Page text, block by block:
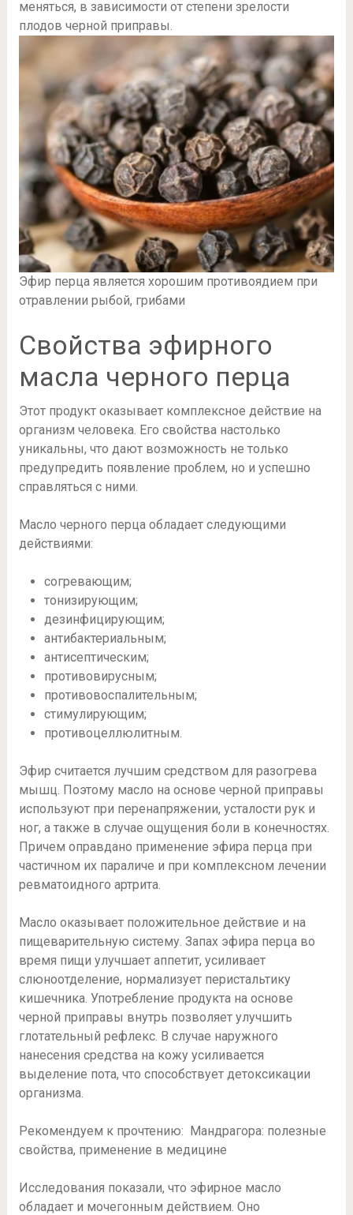
меняться, в зависимости от степени зрелости
плодов черной приправы.
Эфир перца является хорошим противоядием при
отравлении рыбой, грибами
Свойства эфирного
масла черного перца
Этот продукт оказывает комплексное действие на
организм человека. Его свойства настолько
уникальны, что дают возможность не только
предупредить появление проблем, но и успешно
справляться с ними.
Масло черного перца обладает следующими
действиями:
согревающим;
тонизирующим;
дезинфицирующим;
антибактериальным;
антисептическим;
противовирусным;
противовоспалительным;
стимулирующим;
противоцеллюлитным.
Эфир считается лучшим средством для разогрева
мышц. Поэтому масло на основе черной приправы
используют при перенапряжении, усталости рук и
ног, а также в случае ощущения боли в конечностях.
Причем оправдано применение эфира перца при
частичном их параличе и при комплексном лечении
ревматоидного артрита.
Масло оказывает положительное действие и на
пищеварительную систему. Запах эфира перца во
время пищи улучшает аппетит, усиливает
слюноотделение, нормализует перистальтику
кишечника. Употребление продукта на основе
черной приправы внутрь позволяет улучшить
глотательный рефлекс. В случае наружного
нанесения средства на кожу усиливается
выделение пота, что способствует детоксикации
организма.
Рекомендуем к прочтению: Мандрагора: полезные
свойства, применение в медицине
Исследования показали, что эфирное масло
обладает и мочегонным действием. Оно